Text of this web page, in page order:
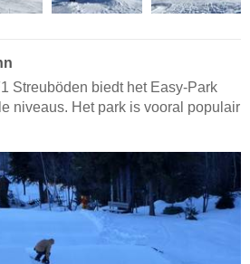
Streuböden biedt het Easy-Park
niveaus. Het park is vooral populair